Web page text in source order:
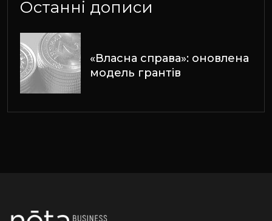
Останні дописи
«Власна справа»: оновлена
модель грантів